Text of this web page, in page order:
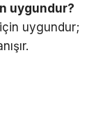
uygundur?
uygundur;